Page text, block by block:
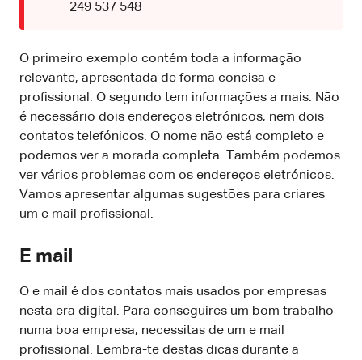
249 537 548
O primeiro exemplo contém toda a informação
relevante, apresentada de forma concisa e
profissional. O segundo tem informações a mais. Não
é necessário dois endereços eletrónicos, nem dois
contatos telefónicos. O nome não está completo e
podemos ver a morada completa. Também podemos
ver vários problemas com os endereços eletrónicos.
Vamos apresentar algumas sugestões para criares
um e mail profissional.
E mail
O e mail é dos contatos mais usados por empresas
nesta era digital. Para conseguires um bom trabalho
numa boa empresa, necessitas de um e mail
profissional. Lembra-te destas dicas durante a